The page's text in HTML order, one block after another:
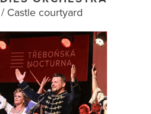
/ Castle courtyard